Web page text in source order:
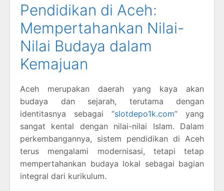
Pendidikan di Aceh:
Mempertahankan Nilai-
Nilai Budaya dalam
Kemajuan
Aceh merupakan daerah yang kaya akan
budaya dan sejarah, terutama dengan
identitasnya sebagai “slotdepo1k.com” yang
sangat kental dengan nilai-nilai Islam. Dalam
perkembangannya, sistem pendidikan di Aceh
terus mengalami modernisasi, tetapi tetap
mempertahankan budaya lokal sebagai bagian
integral dari kurikulum.